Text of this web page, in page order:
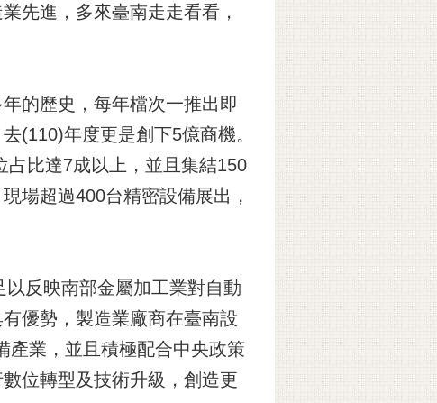
先進，多來臺南走走看看，
的歷史，每年檔次一推出即
(110)年度更是創下5億商機。
比達7成以上，並且集結150
場超過400台精密設備展出，
反映南部金屬加工業對自動
優勢，製造業廠商在臺南設
產業，並且積極配合中央政策
位轉型及技術升級，創造更